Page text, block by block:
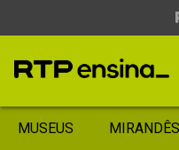
MUSEUS MIRANDÊS